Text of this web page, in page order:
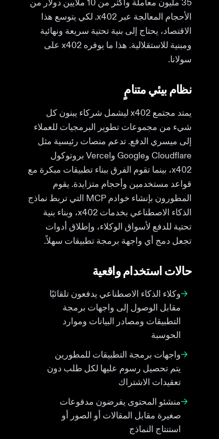
35 مليون معاملة وأكثر من 10 ملايين دولار من
الأحجام المعالجة عبر x402. لكي يتوسع هذا
الاقتصاد، يحتاج إلى بنية تحتية سريعة ونهائية
ومبنية للاستقلالية. هذا ما يوفره x402 على
سولانا.
نظام بيئي متنامٍ
يمتد مجتمع x402 ليشمل شركاء يبنون كل
شيء من مجموعات تطوير البرمجيات للعملاء
إلى ميسري الدفع. تدعم منصات رئيسية مثل
Cloudflare وGoogle وVercel بروتوكول
x402، بينما تقوم الفرق ببناء تطبيقات مبكرة مع
قواعد مستخدمين وأحجام متزايدة. يقوم
المطورون بإنشاء خوادم MCP التي تربط نماذج
الذكاء الاصطناعي بخدمات x402، وبناء بنية
تحتية للدفع لأسواق الوكلاء، وإطلاق أدوات
تجعل دمج أي واجهة برمجة تطبيقات سهلاً.
حالات استخدام واقعية
→وكلاء الذكاء الاصطناعي يدفعون تلقائيًا
مقابل الوصول إلى واجهات برمجة
التطبيقات ومصادر البيانات وموارد
الحوسبة
→واجهات برمجة التطبيقات للمطورين
يتم تحصيل رسوم عليها لكل طلب دون
تعقيدات الاشتراك
→منشئو المحتوى يفرضون مدفوعات
صغيرة مقابل المقالات أو الصور أو
استنتاج النماذج